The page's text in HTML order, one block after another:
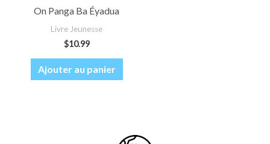
On Panga Ba Éyadua
Livre Jeunesse
$10.99
Ajouter au panier